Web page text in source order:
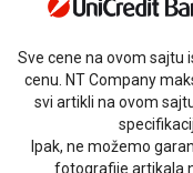
Sve cene na ovom sajtu
cenu. NT Company
svi artikli na ovom
Ipak, ne možemo
fotografije artikala